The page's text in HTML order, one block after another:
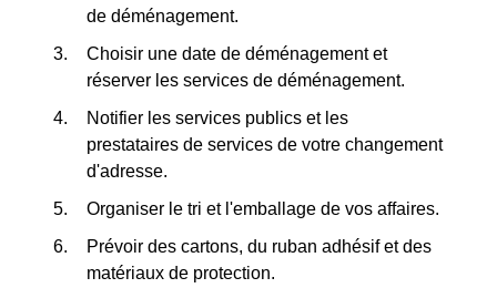
de déménagement.
Choisir une date de déménagement et
réserver les services de déménagement.
Notifier les services publics et les
prestataires de services de votre changement
d'adresse.
Organiser le tri et l'emballage de vos affaires.
Prévoir des cartons, du ruban adhésif et des
matériaux de protection.